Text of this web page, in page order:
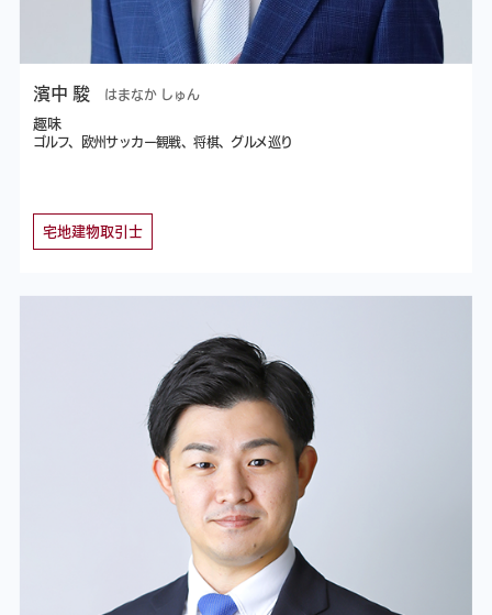
濱中 駿 はまなか しゅん
趣味
ゴルフ、欧州サッカー観戦、将棋、グルメ巡り
宅地建物取引士